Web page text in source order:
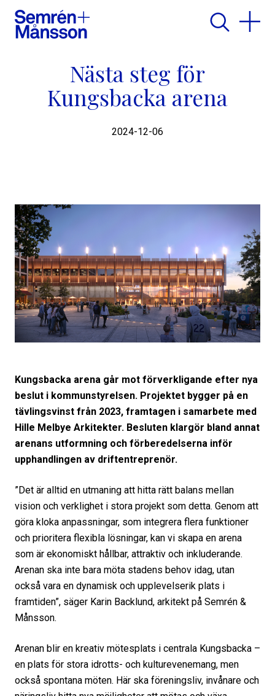
Nästa steg för
Kungsbacka arena
2024-12-06
Kungsbacka arena går mot förverkligande efter nya
beslut i kommunstyrelsen. Projektet bygger på en
tävlingsvinst från 2023, framtagen i samarbete med
Hille Melbye Arkitekter. Besluten klargör bland annat
arenans utformning och förberedelserna inför
upphandlingen av driftentreprenör.
”Det är alltid en utmaning att hitta rätt balans mellan
vision och verklighet i stora projekt som detta. Genom att
göra kloka anpassningar, som integrera flera funktioner
och prioritera flexibla lösningar, kan vi skapa en arena
som är ekonomiskt hållbar, attraktiv och inkluderande.
Arenan ska inte bara möta stadens behov idag, utan
också vara en dynamisk och upplevelserik plats i
framtiden”, säger Karin Backlund, arkitekt på Semrén &
Månsson.
Arenan blir en kreativ mötesplats i centrala Kungsbacka –
en plats för stora idrotts- och kulturevenemang, men
också spontana möten. Här ska föreningsliv, invånare och